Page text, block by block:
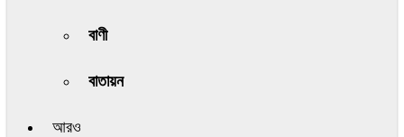
বাণী
বাতায়ন
আরও